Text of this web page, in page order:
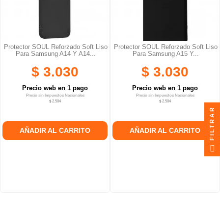
Protector SOUL Reforzado Soft Liso
Para Samsung A14 Y A14...
$ 3.030
Precio web en 1 pago
Precio sin Impuestos Nacionales
$ 2.504
AÑADIR AL CARRITO
Protector SOUL Reforzado Soft Liso
Para Samsung A15 Y...
$ 3.030
Precio web en 1 pago
Precio sin Impuestos Nacionales
$ 2.504
AÑADIR AL CARRITO FILTRAR